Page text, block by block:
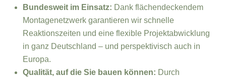
Bundesweit im Einsatz: Dank flächendeckendem
Montagenetzwerk garantieren wir schnelle
Reaktionszeiten und eine flexible Projektabwicklung
in ganz Deutschland – und perspektivisch auch in
Europa.
Qualität, auf die Sie bauen können: Durch